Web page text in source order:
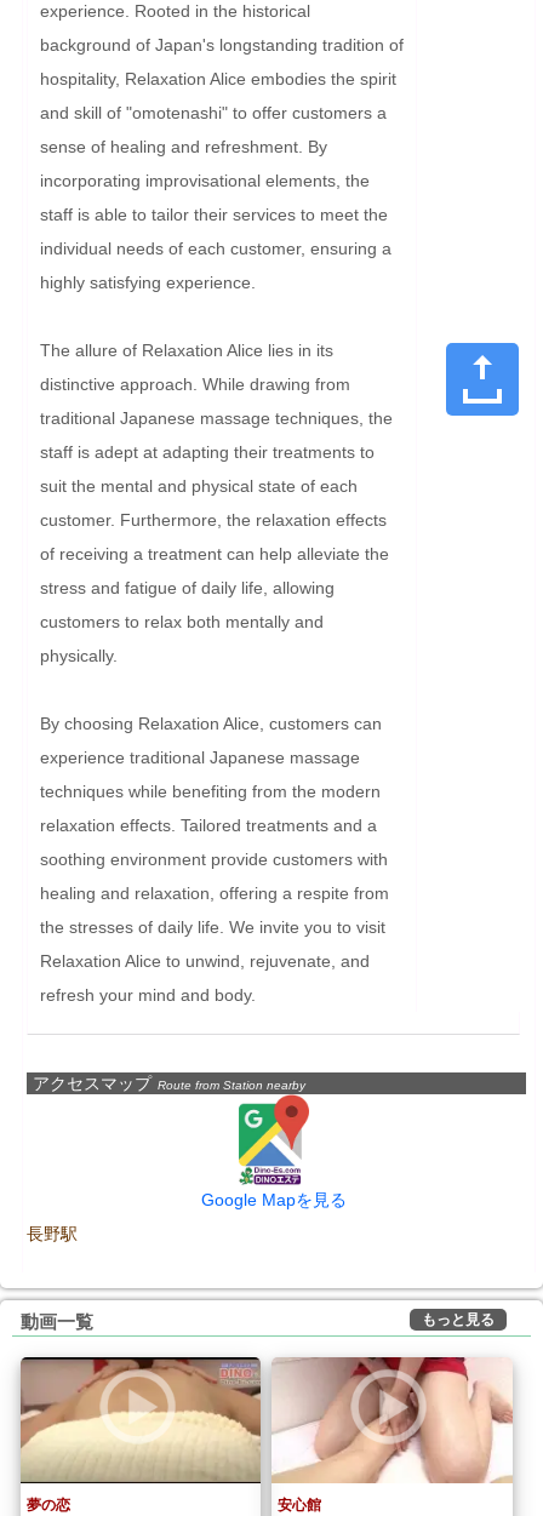
experience. Rooted in the historical
background of Japan's longstanding tradition of
hospitality, Relaxation Alice embodies the spirit
and skill of "omotenashi" to offer customers a
sense of healing and refreshment. By
incorporating improvisational elements, the
staff is able to tailor their services to meet the
individual needs of each customer, ensuring a
highly satisfying experience.
The allure of Relaxation Alice lies in its
distinctive approach. While drawing from
traditional Japanese massage techniques, the
staff is adept at adapting their treatments to
suit the mental and physical state of each
customer. Furthermore, the relaxation effects
of receiving a treatment can help alleviate the
stress and fatigue of daily life, allowing
customers to relax both mentally and
physically.
By choosing Relaxation Alice, customers can
experience traditional Japanese massage
techniques while benefiting from the modern
relaxation effects. Tailored treatments and a
soothing environment provide customers with
healing and relaxation, offering a respite from
the stresses of daily life. We invite you to visit
Relaxation Alice to unwind, rejuvenate, and
refresh your mind and body.
アクセスマップ Route from Station nearby
Google Mapを見る
長野駅
動画一覧 もっと見る
夢の恋 安心館